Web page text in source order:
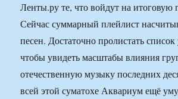
Ленты.ру те, что войдут на итоговую
Сейчас суммарный плейлист
песен. Достаточно пролистать список
чтобы увидеть масштабы влияния
отечественную музыку последних
всей этой суматохе Аквариум ещё